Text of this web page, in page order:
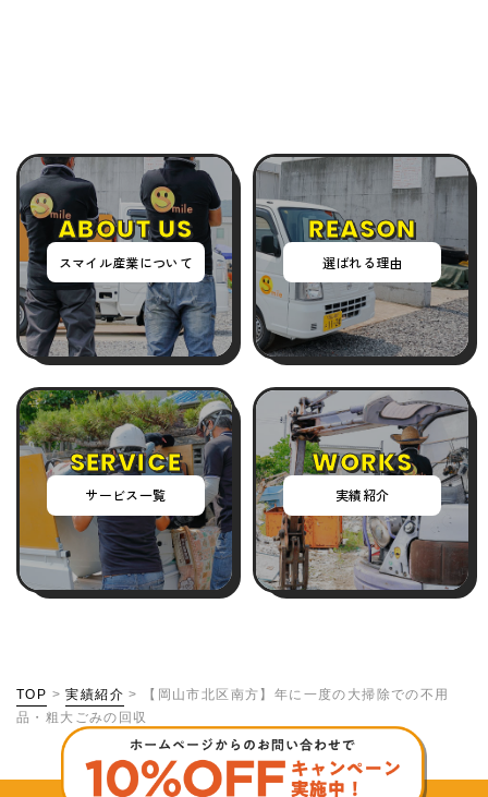
ABOUT US
スマイル産業について
REASON
選ばれる理由
SERVICE
サービス一覧
WORKS
実績紹介
TOP >実績紹介 >
【岡山市北区南方】年に一度の大掃除での不用
品・粗大ごみの回収